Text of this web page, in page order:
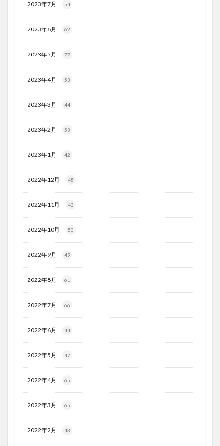
2023年7月 54
2023年6月 62
2023年5月 77
2023年4月 53
2023年3月 44
2023年2月 53
2023年1月 42
2022年12月 45
2022年11月 43
2022年10月 50
2022年9月 49
2022年8月 61
2022年7月 66
2022年6月 44
2022年5月 47
2022年4月 65
2022年3月 65
2022年2月 43